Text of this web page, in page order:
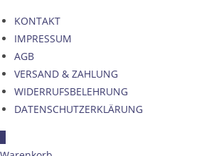
KONTAKT
IMPRESSUM
AGB
VERSAND & ZAHLUNG
WIDERRUFSBELEHRUNG
DATENSCHUTZERKLÄRUNG